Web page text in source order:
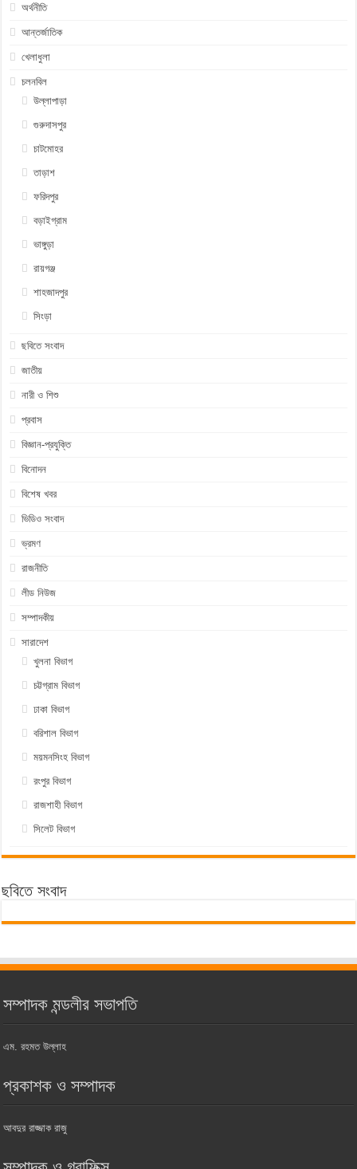
অর্থনীতি
আন্তর্জাতিক
খেলাধুলা
চলনবিল
উল্লাপাড়া
গুরুদাসপুর
চাটমোহর
তাড়াশ
ফরিদপুর
বড়াইগ্রাম
ভাঙ্গুড়া
রায়গঞ্জ
শাহজাদপুর
সিংড়া
ছবিতে সংবাদ
জাতীয়
নারী ও শিশু
প্রবাস
বিজ্ঞান-প্রযুক্তি
বিনোদন
বিশেষ খবর
ভিডিও সংবাদ
ভ্রমণ
রাজনীতি
লীড নিউজ
সম্পাদকীয়
সারাদেশ
খুলনা বিভাগ
চট্টগ্রাম বিভাগ
ঢাকা বিভাগ
বরিশাল বিভাগ
ময়মনসিংহ বিভাগ
রংপুর বিভাগ
রাজশাহী বিভাগ
সিলেট বিভাগ
ছবিতে সংবাদ
সম্পাদক মন্ডলীর সভাপতি
এম. রহমত উল্লাহ
প্রকাশক ও সম্পাদক
আবদুর রাজ্জাক রাজু